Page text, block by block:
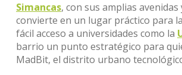
Simancas, con sus amplias
convierte en un lugar práctico para
fácil acceso a universidades como la
barrio un punto estratégico para
MadBit, el distrito urbano